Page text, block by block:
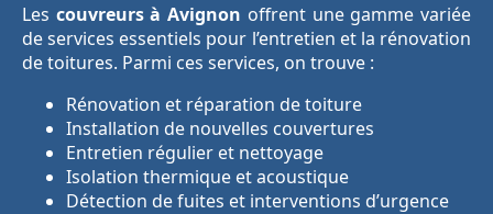
Les couvreurs à Avignon offrent une gamme variée
de services essentiels pour l’entretien et la rénovation
de toitures. Parmi ces services, on trouve :
Rénovation et réparation de toiture
Installation de nouvelles couvertures
Entretien régulier et nettoyage
Isolation thermique et acoustique
Détection de fuites et interventions d’urgence